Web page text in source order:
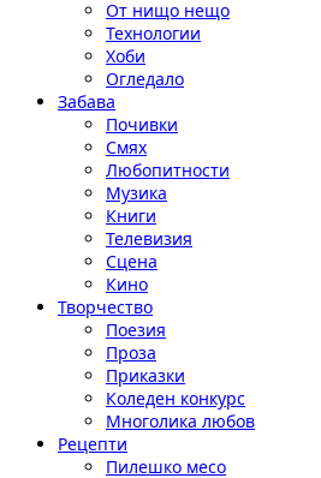
От нищо нещо
Технологии
Хоби
Огледало
Забава
Почивки
Смях
Любопитности
Музика
Книги
Телевизия
Сцена
Кино
Творчество
Поезия
Проза
Приказки
Коледен конкурс
Многолика любов
Рецепти
Пилешко месо